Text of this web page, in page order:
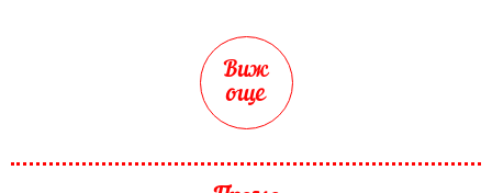
Виж
още